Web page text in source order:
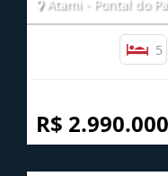
SOBRADO COM
5